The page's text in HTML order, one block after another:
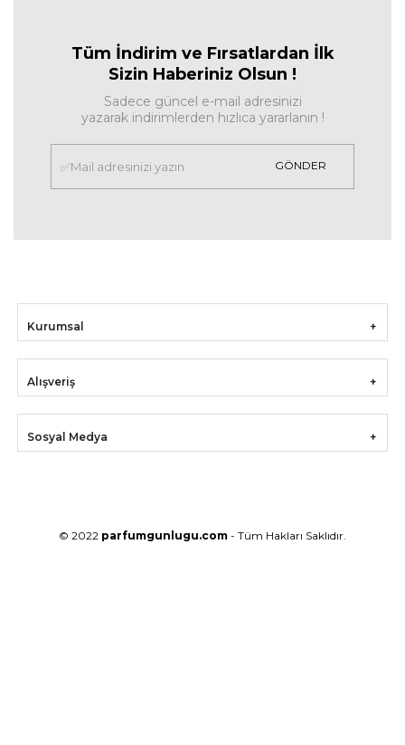
Tüm İndirim ve Fırsatlardan İlk
Sizin Haberiniz Olsun !
Sadece güncel e-mail adresinizi
yazarak indirimlerden hızlıca yararlanın !
GÖNDER
Kurumsal
Alışveriş
Sosyal Medya
© 2022 parfumgunlugu.com - Tüm Hakları Saklıdır.